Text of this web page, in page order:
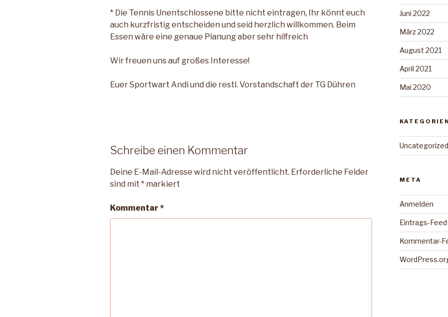
* Die Tennis Unentschlossene bitte nicht eintragen, Ihr könnt euch
auch kurzfristig entscheiden und seid herzlich willkommen. Beim
Essen wäre eine genaue Planung aber sehr hilfreich
Wir freuen uns auf großes Interesse!
Euer Sportwart Andi und die restl. Vorstandschaft der TG Dühren
Schreibe einen Kommentar
Deine E-Mail-Adresse wird nicht veröffentlicht. Erforderliche Felder
sind mit * markiert
Kommentar *
Juni 2022
März 2022
August 2021
April 2021
Mai 2020
KATEGORIEN
Uncategorized
META
Anmelden
Eintrags-Feed
Kommentar-